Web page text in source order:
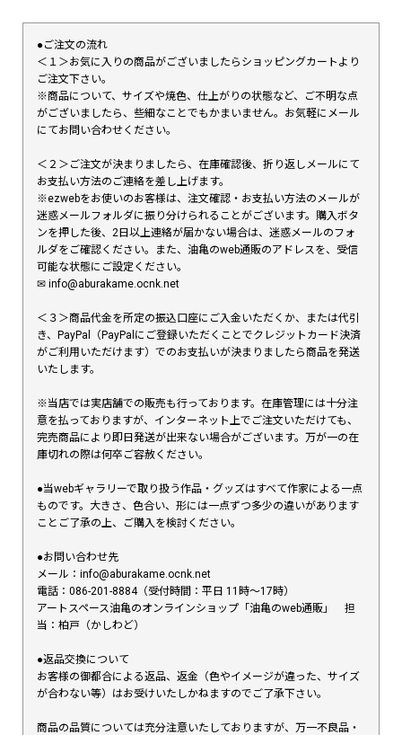
●ご注文の流れ
＜１＞お気に入りの商品がございましたらショッピングカートより
ご注文下さい。
※商品について、サイズや焼色、仕上がりの状態など、ご不明な点
がございましたら、些細なことでもかまいません。お気軽にメール
にてお問い合わせください。
＜２＞ご注文が決まりましたら、在庫確認後、折り返しメールにて
お支払い方法のご連絡を差し上げます。
※ezwebをお使いのお客様は、注文確認・お支払い方法のメールが
迷惑メールフォルダに振り分けられることがございます。購入ボタ
ンを押した後、2日以上連絡が届かない場合は、迷惑メールのフォ
ルダをご確認ください。また、油亀のweb通販のアドレスを、受信
可能な状態にご設定ください。
✉︎ info@aburakame.ocnk.net
＜３＞商品代金を所定の振込口座にご入金いただくか、または代引
き、PayPal（PayPalにご登録いただくことでクレジットカード決済
がご利用いただけます）でのお支払いが決まりましたら商品を発送
いたします。
※当店では実店舗での販売も行っております。在庫管理には十分注
意を払っておりますが、インターネット上でご注文いただけても、
完売商品により即日発送が出来ない場合がございます。万が一の在
庫切れの際は何卒ご容赦ください。
●当webギャラリーで取り扱う作品・グッズはすべて作家による一点
ものです。大きさ、色合い、形には一点ずつ多少の違いがあります
ことご了承の上、ご購入を検討ください。
●お問い合わせ先
メール：info@aburakame.ocnk.net
電話：086-201-8884（受付時間：平日 11時〜17時）
アートスペース油亀のオンラインショップ「油亀のweb通販」 担
当：柏戸（かしわど）
●返品交換について
お客様の御都合による返品、返金（色やイメージが違った、サイズ
が合わない等）はお受けいたしかねますのでご了承下さい。
商品の品質については充分注意いたしておりますが、万一不良品・